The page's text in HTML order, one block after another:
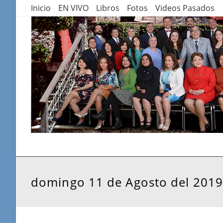
contenido
Inicio EN VIVO Libros Fotos Videos Pasados
domingo 11 de Agosto del 2019